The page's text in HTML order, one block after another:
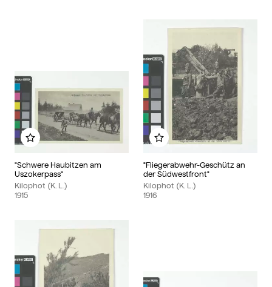
"Schwere Haubitzen am
Uszokerpass"
Kilophot (K. L.)
1915
Zu meinem Album hinzufügen
"Fliegerabwehr-Geschütz an
der Südwestfront"
Kilophot (K. L.)
1916
Zu meinem Album